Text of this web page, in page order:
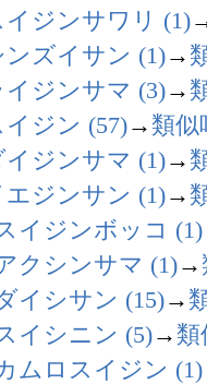
イジンサワリ (1)
ンズイサン (1)→
イジンサマ (3)→
イジン (57)→ 類似
イジンサマ (1)→
エジンサン (1)→
イジンボッコ (1)
クシンサマ (1)→
イシサン (15)→
イシニン (5)→ 類
ムロスイジン (1)